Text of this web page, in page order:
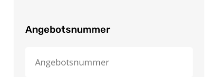
Angebotsnummer